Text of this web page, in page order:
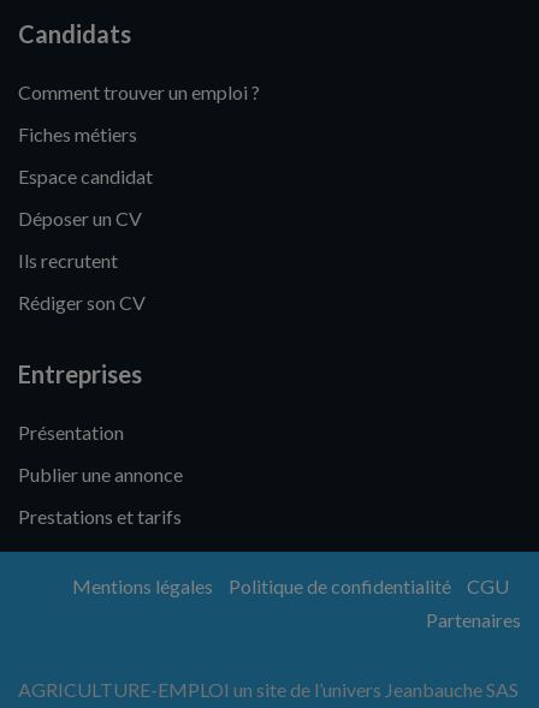
Candidats
Comment trouver un emploi ?
Fiches métiers
Espace candidat
Déposer un CV
Ils recrutent
Rédiger son CV
Entreprises
Présentation
Publier une annonce
Prestations et tarifs
AGRICULTURE-EMPLOI un site de l’univers Jeanbauche SAS
Mentions légales Politique de confidentialité
CGU
Partenaires